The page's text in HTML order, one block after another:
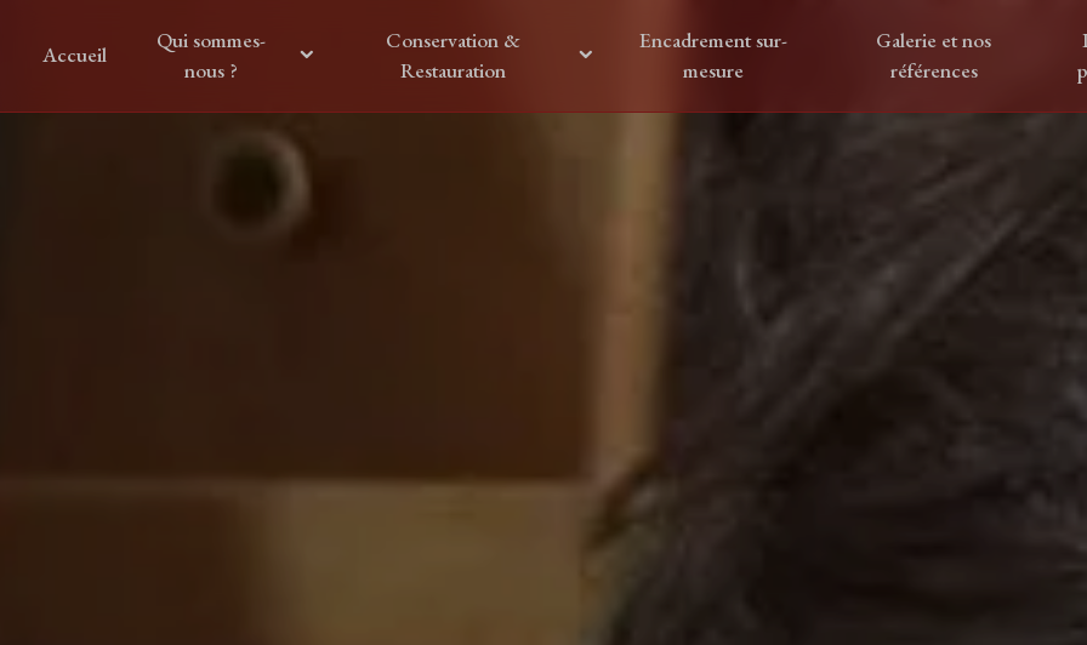
Accueil
Qui sommes-
nous ?
Conservation &
Restauration
Encadrement sur-
mesure
Galerie et nos
références